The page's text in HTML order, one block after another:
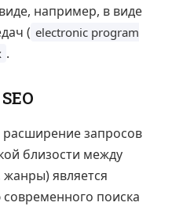
например, в виде
( electronic program
.
расширение запросов
близости между
является
поиска